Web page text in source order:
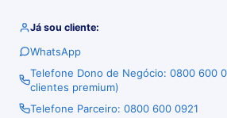
Já sou cliente:
WhatsApp
Telefone Dono de Negócio: 0800 600
clientes premium)
Telefone Parceiro: 0800 600 0921